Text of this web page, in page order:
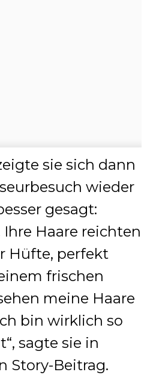
sie sich dann
wieder
gesagt:
Ihre Haare reichten
Hüfte, perfekt
frischen
meine Haare
bin wirklich so
sagte sie in
Story-Beitrag.